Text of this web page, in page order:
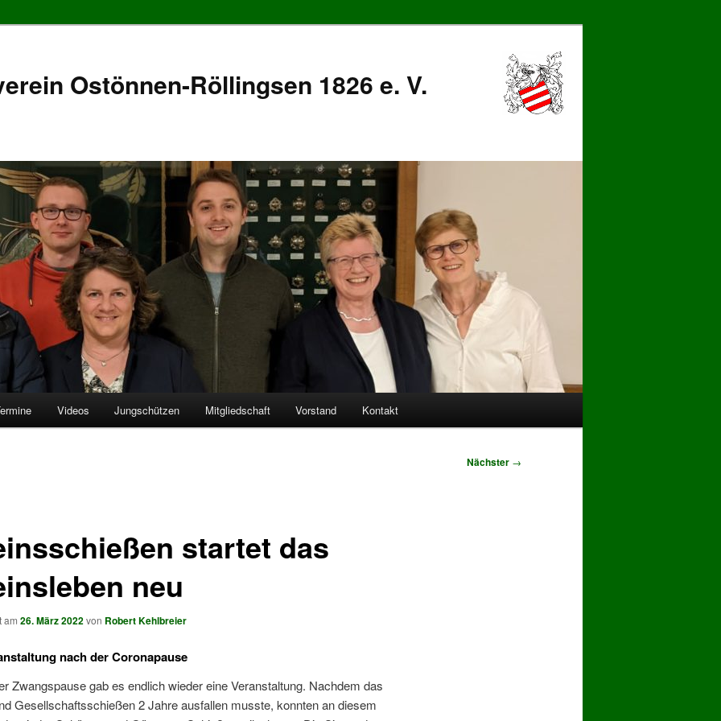
Ostönnen-Röllingsen 1826 e. V.
Videos Jungschützen Mitgliedschaft Vorstand Kontakt
Nächster →
startet das
neu
am 26. März 2022von Robert Kehlbreier
nach der Coronapause
Zwangspause gab es endlich wieder eine Veranstaltung. Nachdem das
Gesellschaftsschießen 2 Jahre ausfallen musste, konnten an diesem